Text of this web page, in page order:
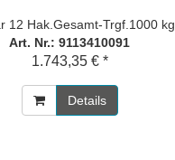
12 Hak.Gesamt-Trgf.1000 kg
Art. Nr.: 9113410091
1.743,35 € *
Details